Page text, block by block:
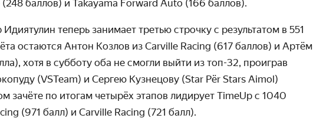
баллов) и Takayama Forward Auto (166 баллов).
теперь занимает третью строчку с результатом в 551
остаются Антон Козлов из Carville Racing (617 баллов) и Артём
хотя в субботу оба не смогли выйти из топ-32, проиграв
(VSTeam) и Сергею Кузнецову (Star Pёr Stars Aimol)
зачёте по итогам четырёх этапов лидирует TimeUp с 1040
(971 балл) и Carville Racing (721 балл).